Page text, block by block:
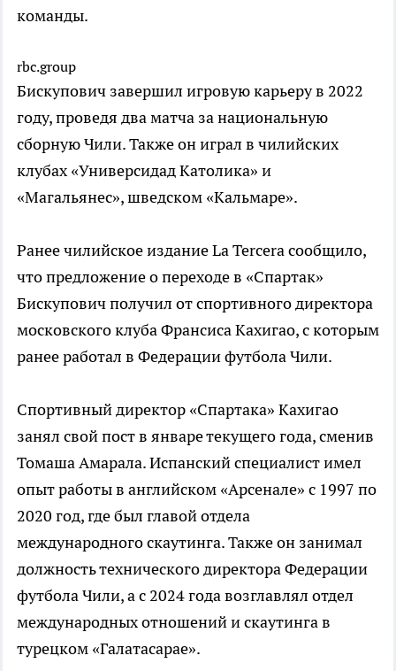
команды.
rbc.group
Бискупович завершил игровую карьеру в 2022
году, проведя два матча за национальную
сборную Чили. Также он играл в чилийских
клубах «Универсидад Католика» и
«Магальянес», шведском «Кальмаре».
Ранее чилийское издание La Tercera сообщило,
что предложение о переходе в «Спартак»
Бискупович получил от спортивного директора
московского клуба Франсиса Кахигао, с которым
ранее работал в Федерации футбола Чили.
Спортивный директор «Спартака» Кахигао
занял свой пост в январе текущего года, сменив
Томаша Амарала. Испанский специалист имел
опыт работы в английском «Арсенале» с 1997 по
2020 год, где был главой отдела
международного скаутинга. Также он занимал
должность технического директора Федерации
футбола Чили, а с 2024 года возглавлял отдел
международных отношений и скаутинга в
турецком «Галатасарае».